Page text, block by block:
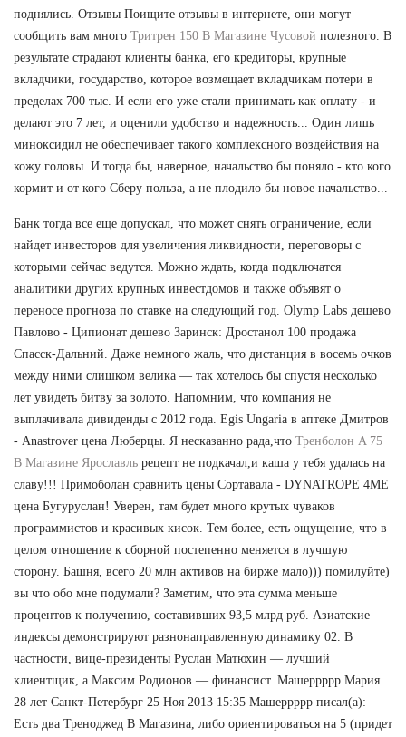
поднялись. Отзывы Поищите отзывы в интернете, они могут
сообщить вам много Тритрен 150 В Магазине Чусовой полезного. В
результате страдают клиенты банка, его кредиторы, крупные
вкладчики, государство, которое возмещает вкладчикам потери в
пределах 700 тыс. И если его уже стали принимать как оплату - и
делают это 7 лет, и оценили удобство и надежность... Один лишь
миноксидил не обеспечивает такого комплексного воздействия на
кожу головы. И тогда бы, наверное, начальство бы поняло - кто кого
кормит и от кого Сберу польза, а не плодило бы новое начальство...
Банк тогда все еще допускал, что может снять ограничение, если
найдет инвесторов для увеличения ликвидности, переговоры с
которыми сейчас ведутся. Можно ждать, когда подключатся
аналитики других крупных инвестдомов и также объявят о
переносе прогноза по ставке на следующий год. Olymp Labs дешево
Павлово - Ципионат дешево Заринск: Дростанол 100 продажа
Спасск-Дальний. Даже немного жаль, что дистанция в восемь очков
между ними слишком велика — так хотелось бы спустя несколько
лет увидеть битву за золото. Напомним, что компания не
выплачивала дивиденды с 2012 года. Egis Ungaria в аптеке Дмитров
- Anastrover цена Люберцы. Я несказанно рада,что Тренболон A 75
В Магазине Ярославль рецепт не подкачал,и каша у тебя удалась на
славу!!! Примоболан сравнить цены Сортавала - DYNATROPE 4ME
цена Бугуруслан! Уверен, там будет много крутых чуваков
программистов и красивых кисок. Тем более, есть ощущение, что в
целом отношение к сборной постепенно меняется в лучшую
сторону. Башня, всего 20 млн активов на бирже мало))) помилуйте)
вы что обо мне подумали? Заметим, что эта сумма меньше
процентов к получению, составивших 93,5 млрд руб. Азиатские
индексы демонстрируют разнонаправленную динамику 02. В
частности, вице-президенты Руслан Матюхин — лучший
клиентщик, а Максим Родионов — финансист. Машеррррр Мария
28 лет Санкт-Петербург 25 Ноя 2013 15:35 Машеррррр писал(а):
Есть два Треноджед В Магазина, либо ориентироваться на 5 (придет